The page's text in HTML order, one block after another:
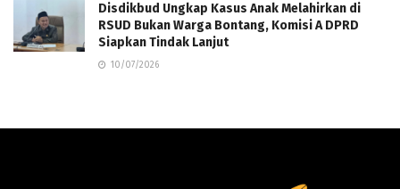
Disdikbud Ungkap Kasus Anak Melahirkan di
RSUD Bukan Warga Bontang, Komisi A DPRD
Siapkan Tindak Lanjut
10/07/2026